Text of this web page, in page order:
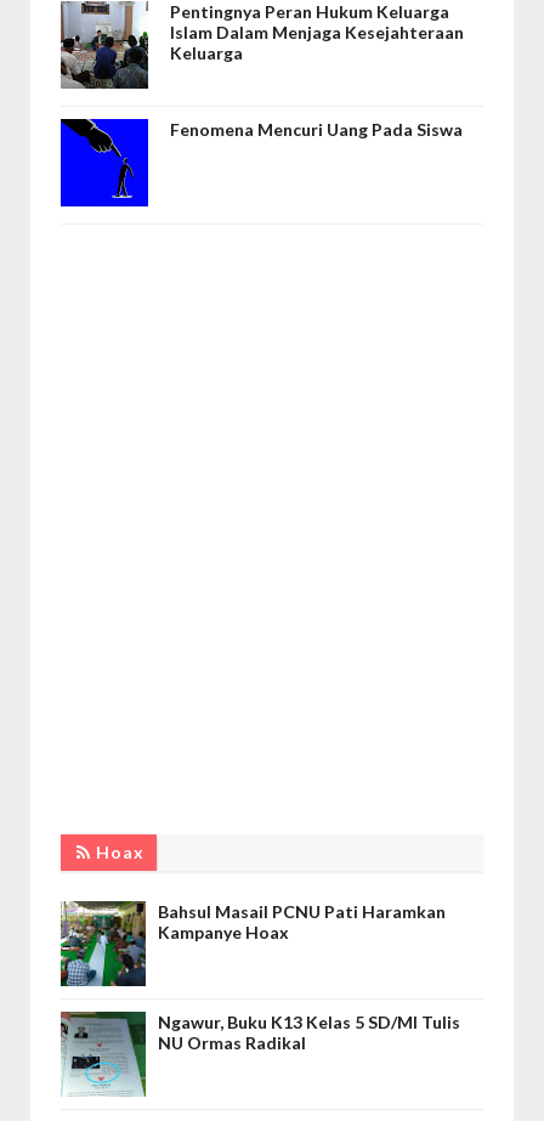
Pentingnya Peran Hukum Keluarga
Islam Dalam Menjaga Kesejahteraan
Keluarga
Fenomena Mencuri Uang Pada Siswa
Hoax
Bahsul Masail PCNU Pati Haramkan
Kampanye Hoax
Ngawur, Buku K13 Kelas 5 SD/MI Tulis
NU Ormas Radikal